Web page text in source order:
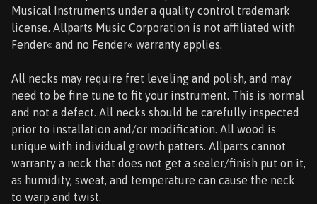
Musical Instruments under a quality control trademark
license. Allparts Music Corporation is not affiliated with
Fender« and no Fender« warranty applies.
All necks may require fret leveling and polish, and may
need to be fine tune to fit your instrument. This is normal
and not a defect. All necks should be carefully inspected
prior to installation and/or modification. All wood is
unique with individual growth patters. Allparts cannot
warranty a neck that does not get a sealer/finish put on it,
as humidity, sweat, and temperature can cause the neck
to warp and twist.